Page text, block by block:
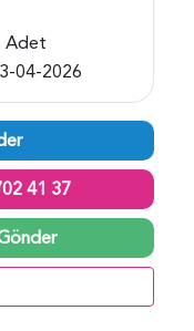
Adet
04-2026
41 37